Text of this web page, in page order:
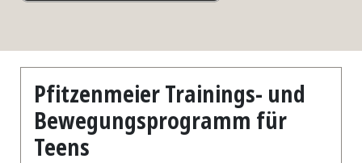
Pfitzenmeier Trainings- und
Bewegungsprogramm für
Teens